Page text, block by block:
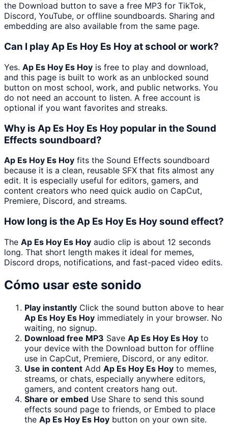
the Download button to save a free MP3 for TikTok,
Discord, YouTube, or offline soundboards. Sharing and
embedding are also available from the same page.
Can I play Ap Es Hoy Es Hoy at school or work?
Yes. Ap Es Hoy Es Hoy is free to play and download,
and this page is built to work as an unblocked sound
button on most school, work, and public networks. You
do not need an account to listen. A free account is
optional if you want favorites and streaks.
Why is Ap Es Hoy Es Hoy popular in the Sound
Effects soundboard?
Ap Es Hoy Es Hoy fits the Sound Effects soundboard
because it is a clean, reusable SFX that fits almost any
edit. It is especially useful for editors, gamers, and
content creators who need quick audio on CapCut,
Premiere, Discord, and streams.
How long is the Ap Es Hoy Es Hoy sound effect?
The Ap Es Hoy Es Hoy audio clip is about 12 seconds
long. That short length makes it ideal for memes,
Discord drops, notifications, and fast-paced video edits.
Cómo usar este sonido
Play instantly Click the sound button above to hear
Ap Es Hoy Es Hoy immediately in your browser. No
waiting, no signup.
Download free MP3 Save Ap Es Hoy Es Hoy to
your device with the Download button for offline
use in CapCut, Premiere, Discord, or any editor.
Use in content Add Ap Es Hoy Es Hoy to memes,
streams, or chats, especially anywhere editors,
gamers, and content creators hang out.
Share or embed Use Share to send this sound
effects sound page to friends, or Embed to place
the Ap Es Hoy Es Hoy button on your own site.